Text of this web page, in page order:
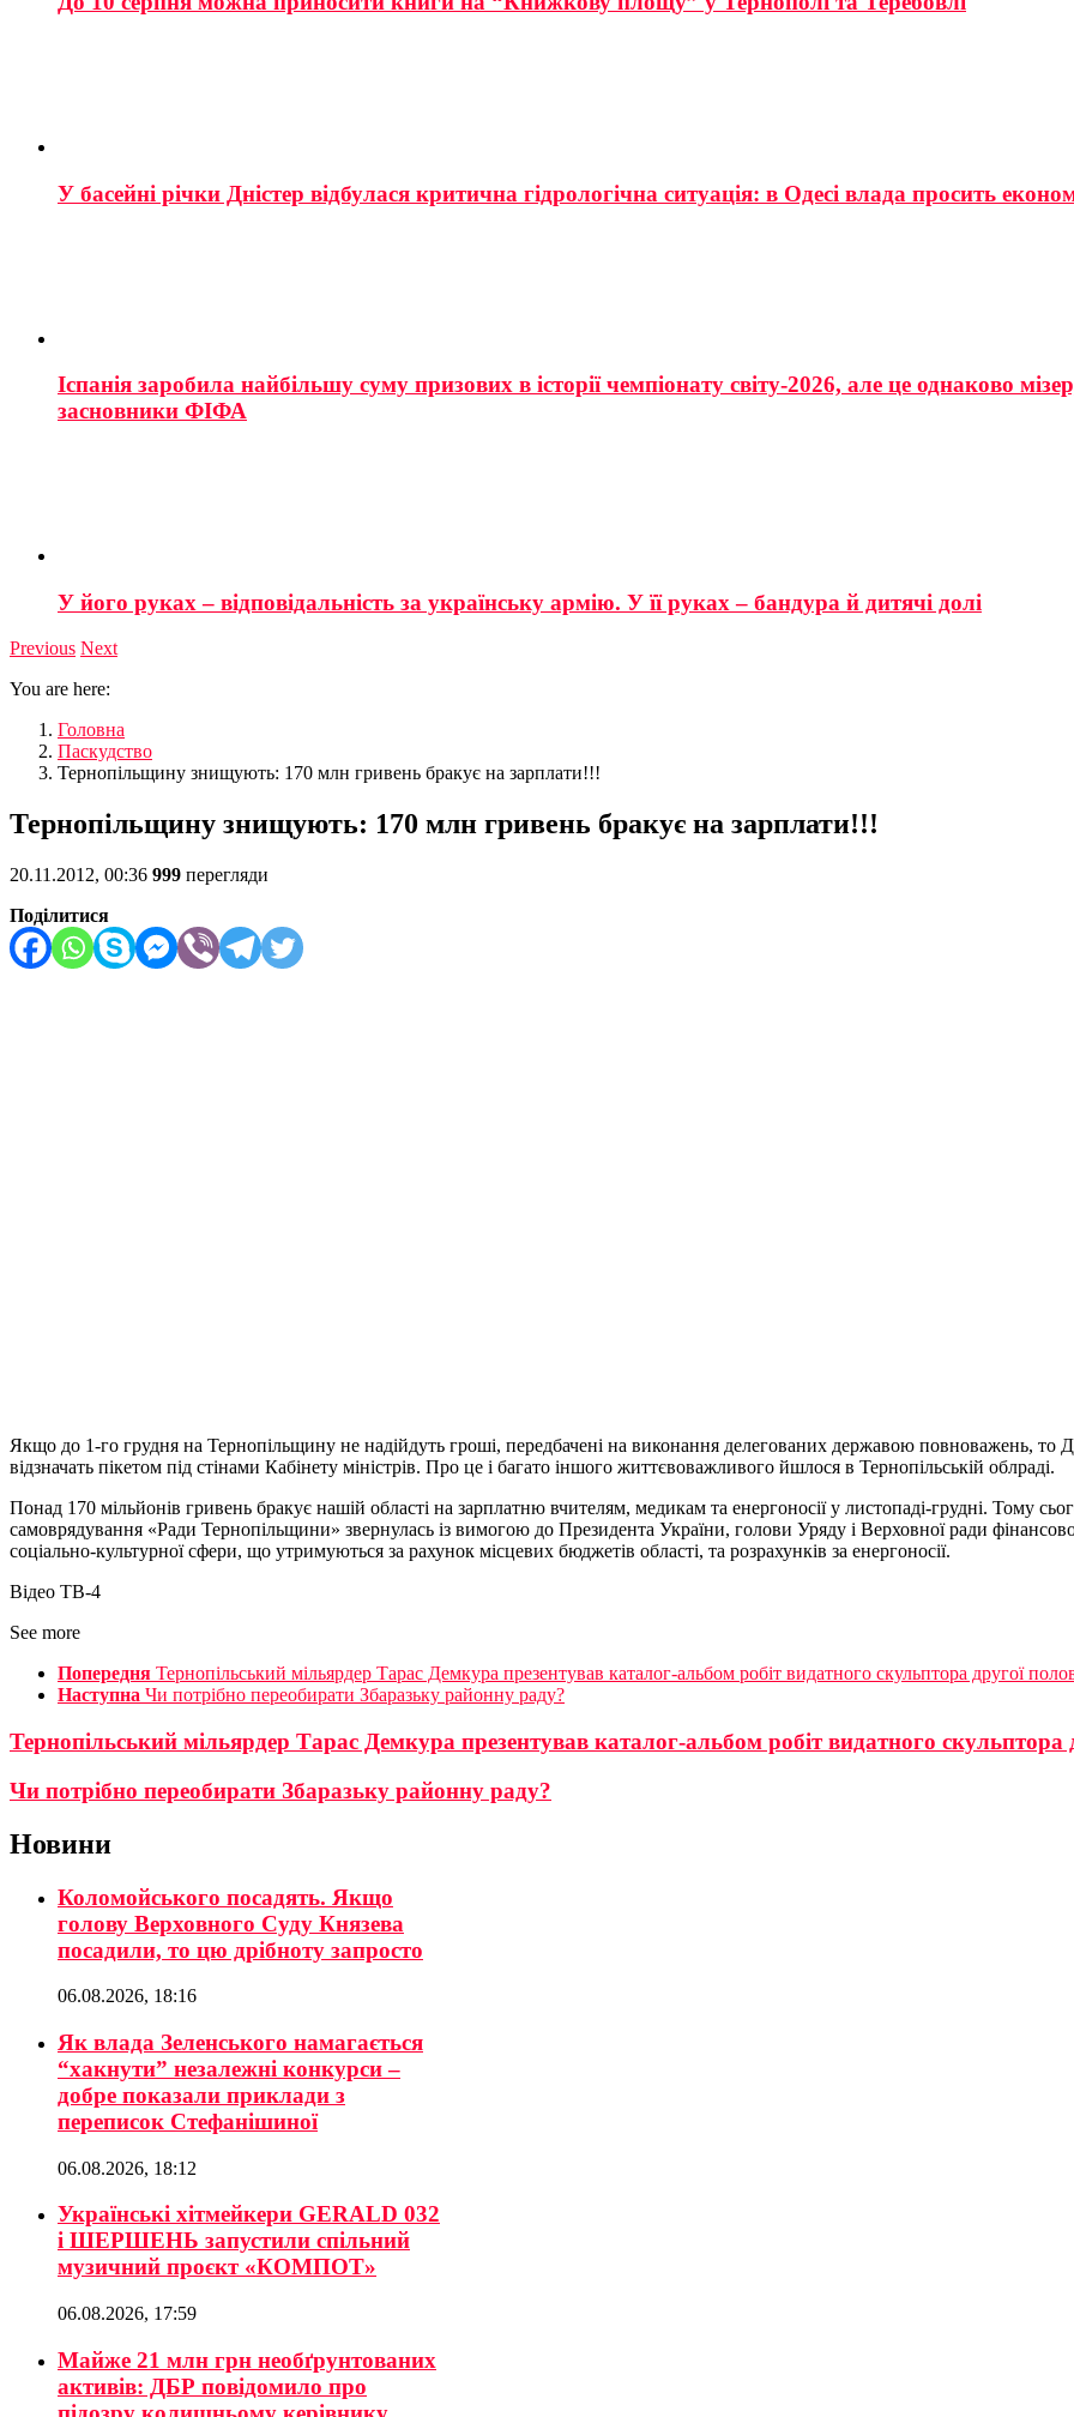
У басейні річки Дністер відбулася критична гідрологічна ситуація: в Одесі влада просить
Іспанія заробила найбільшу суму призових в історії чемпіонату світу-2026, але це однаково
засновники ФІФА
У його руках – відповідальність за українську армію. У її руках – бандура й дитячі долі
Previous Next
You are here:
Головна
Паскудство
Тернопільщину знищують: 170 млн гривень бракує на зарплати!!!
Тернопільщину знищують: 170 млн гривень бракує на зарплати!!!
20.11.2012, 00:36 999 перегляди
Поділитися
Якщо до 1-го грудня на Тернопільщину не надійдуть гроші, передбачені на виконання делегованих державою повноважень, то
відзначать пікетом під стінами Кабінету міністрів. Про це і багато іншого життєвоважливого йшлося в Тернопільській облраді.
Понад 170 мільйонів гривень бракує нашій області на зарплатню вчителям, медикам та енергоносії у листопаді-грудні. Тому
самоврядування «Ради Тернопільщини» звернулась із вимогою до Президента України, голови Уряду і Верховної ради
соціально-культурної сфери, що утримуються за рахунок місцевих бюджетів області, та розрахунків за енергоносії.
Відео ТВ-4
See more
Попередня Тернопільський мільярдер Тарас Демкура презентував каталог-альбом робіт видатного скульптора другої
Наступна Чи потрібно переобирати Збаразьку районну раду?
Тернопільський мільярдер Тарас Демкура презентував каталог-альбом робіт видатного скульптора
Чи потрібно переобирати Збаразьку районну раду?
Новини
Коломойського посадять. Якщо
голову Верховного Суду Князева
посадили, то цю дрібноту запросто
06.08.2026, 18:16
Як влада Зеленського намагається
“хакнути” незалежні конкурси –
добре показали приклади з
переписок Стефанішиної
06.08.2026, 18:12
Українські хітмейкери GERALD 032
і ШЕРШЕНЬ запустили спільний
музичний проєкт «КОМПОТ»
06.08.2026, 17:59
Майже 21 млн грн необґрунтованих
активів: ДБР повідомило про